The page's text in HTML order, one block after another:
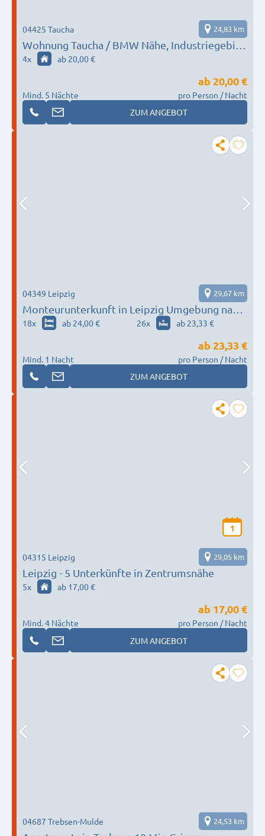
Wohnung Taucha / BMW Nähe, Industriegebiet
Seehausen II
04425 Taucha 24,83 km
4x ab 20,00 €
Mind. 5 Nächte
ab 20,00 €
pro Person / Nacht
ZUM ANGEBOT
Monteurunterkunft in Leipzig Umgebung nach
Wunsch / Bedürfnis
04349 Leipzig 29,67 km
18x ab 24,00 € 26x ab 23,33 €
Mind. 1 Nacht
ab 23,33 €
pro Person / Nacht
ZUM ANGEBOT
1
Leipzig - 5 Unterkünfte in Zentrumsnähe
04315 Leipzig 29,05 km
5x ab 17,00 €
Mind. 4 Nächte
ab 17,00 €
pro Person / Nacht
ZUM ANGEBOT
04687 Trebsen-Mulde 24,53 km